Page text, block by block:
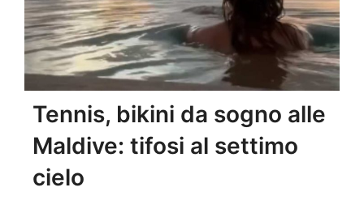
Tennis, bikini da sogno alle
Maldive: tifosi al settimo
cielo